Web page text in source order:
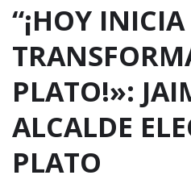
“¡HOY
PLATO!»:
ALCALDE
PLATO